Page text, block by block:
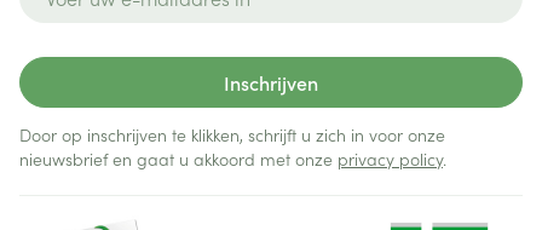
Inschrijven
Door op inschrijven te klikken, schrijft u zich in voor onze
nieuwsbrief en gaat u akkoord met onze privacy policy.